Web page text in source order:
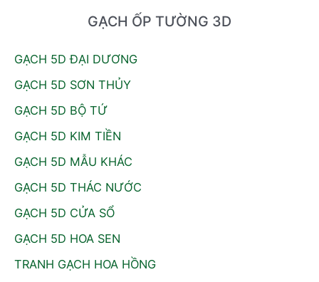
GẠCH ỐP TƯỜNG 3D
GẠCH 5D ĐẠI DƯƠNG
GẠCH 5D SƠN THỦY
GẠCH 5D BỘ TỨ
GẠCH 5D KIM TIỀN
GẠCH 5D MẪU KHÁC
GẠCH 5D THÁC NƯỚC
GẠCH 5D CỬA SỔ
GẠCH 5D HOA SEN
TRANH GẠCH HOA HỒNG